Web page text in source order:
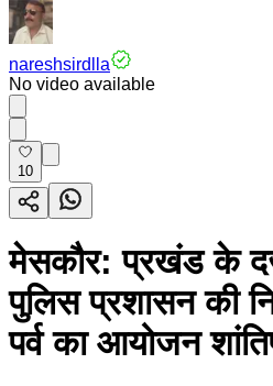
nareshsirdlla
No video available
10
मेसकौर: प्रखंड के
पुलिस प्रशासन की
पर्व का आयोजन